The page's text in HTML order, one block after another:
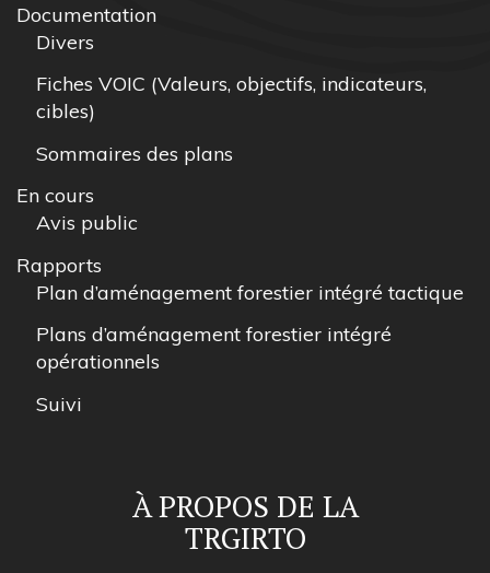
Documentation
Divers
Fiches VOIC (Valeurs, objectifs, indicateurs,
cibles)
Sommaires des plans
En cours
Avis public
Rapports
Plan d’aménagement forestier intégré tactique
Plans d’aménagement forestier intégré
opérationnels
Suivi
À PROPOS DE LA
TRGIRTO